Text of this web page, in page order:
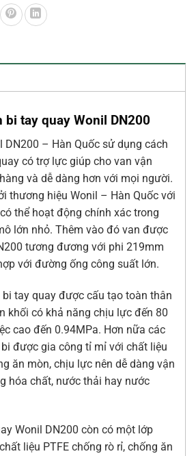
bi tay quay Wonil DN200
DN200 – Hàn Quốc sử dụng cách
có trợ lực giúp cho van vận
và dễ dàng hơn với mọi người.
thương hiệu Wonil – Hàn Quốc với
thể hoạt động chính xác trong
lớn nhỏ. Thêm vào đó van được
tương đương với phi 219mm
với đường ống công suất lớn.
tay quay được cấu tạo toàn thân
khối có khả năng chịu lực đến 80
cao đến 0.94MPa. Hơn nữa các
được gia công tỉ mỉ với chất liệu
ăn mòn, chịu lực nên dễ dàng vận
hóa chất, nước thải hay nước
Wonil DN200 còn có một lớp
liệu PTFE chống rò rỉ, chống ăn